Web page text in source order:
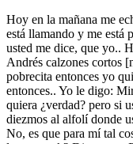
Hoy en la mañana me
está llamando y me está
usted me dice, que yo..
Andrés calzones cortos
pobrecita entonces yo
entonces.. Yo le digo:
quiera ¿verdad? pero si
diezmos al alfolí donde
No, es que para mí tal